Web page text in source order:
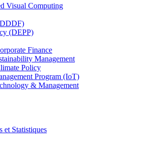
Visual Computing
(DEPP)
Finance
Management
Policy
Program (IoT)
& Management
Statistiques